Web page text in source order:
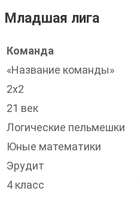
Младшая лига
Команда
«Название команды»
2х2
21 век
Логические пельмешки
Юные математики
Эрудит
4 класс